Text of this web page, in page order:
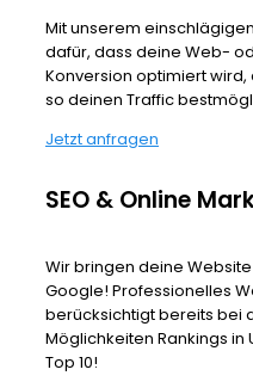
Mit unserem
dafür, dass deine Web-
Konversion optimiert
so deinen Traffic
Jetzt anfragen
SEO & Online
Wir bringen deine
Google! Professionelles
berücksichtigt bereits bei
Möglichkeiten Rankings in
Top 10!